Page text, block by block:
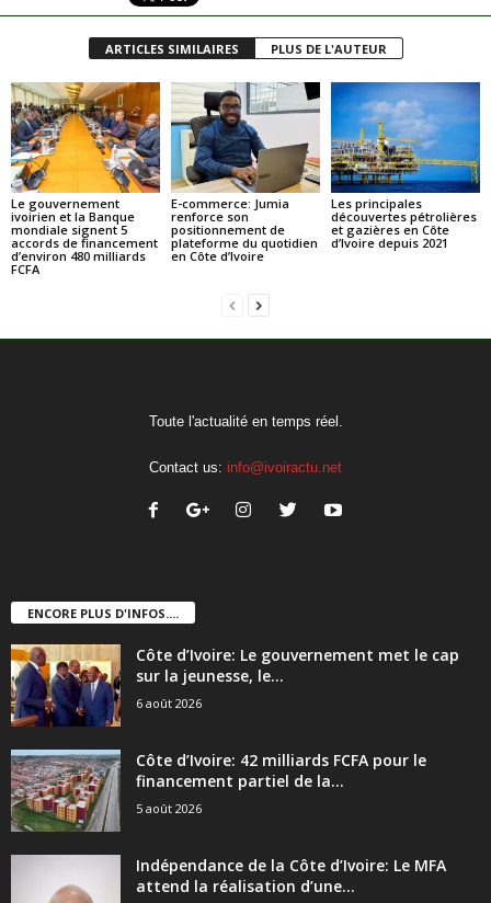
ARTICLES SIMILAIRES PLUS DE L'AUTEUR
Le gouvernement
ivoirien et la Banque
mondiale signent 5
accords de financement
d’environ 480 milliards
FCFA
E-commerce: Jumia
renforce son
positionnement de
plateforme du quotidien
en Côte d’Ivoire
Les principales
découvertes pétrolières
et gazières en Côte
d’Ivoire depuis 2021
Toute l'actualité en temps réel.
Contact us: info@ivoiractu.net
ENCORE PLUS D'INFOS....
Côte d’Ivoire: Le gouvernement met le cap
sur la jeunesse, le...
6 août 2026
Côte d’Ivoire: 42 milliards FCFA pour le
financement partiel de la...
5 août 2026
Indépendance de la Côte d’Ivoire: Le MFA
attend la réalisation d’une...